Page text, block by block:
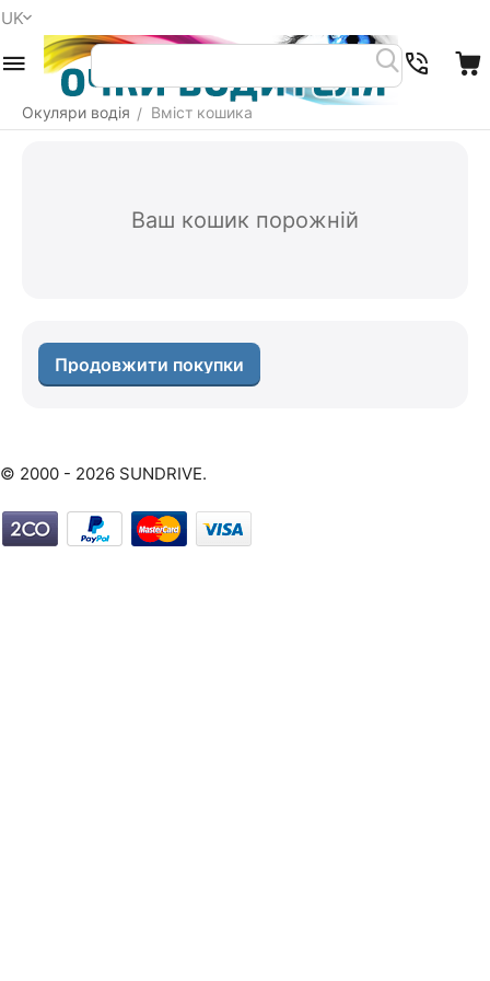
UK
Окуляри водія / Вміст кошика
Ваш кошик порожній
Продовжити покупки
© 2000 - 2026 SUNDRIVE.
Меню Пошук Кошик